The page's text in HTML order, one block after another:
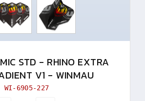
STD - RHINO EXTRA
V1 - WINMAU
6905-227